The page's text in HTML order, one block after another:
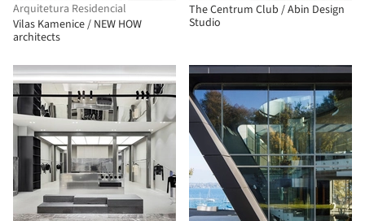
Arquitetura Residencial
Vilas Kamenice / NEW HOW
architects
The Centrum Club / Abin Design
Studio